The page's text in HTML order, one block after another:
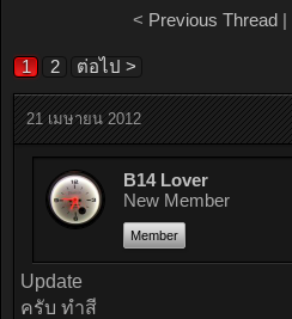
< Previous Thread|
1 2 ต่อไป >
21 เมษายน 2012
B14 Lover
New Member
Member
Update
ครับ ทำสี